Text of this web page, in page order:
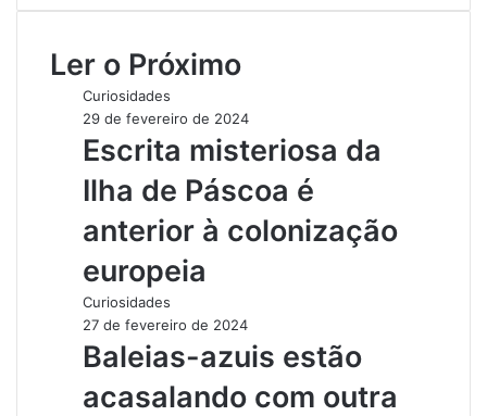
b
i
tLer o Próximo
Curiosidades
29 de fevereiro de 2024
Escrita misteriosa da
Ilha de Páscoa é
anterior à colonização
europeia
Curiosidades
27 de fevereiro de 2024
Baleias-azuis estão
acasalando com outra